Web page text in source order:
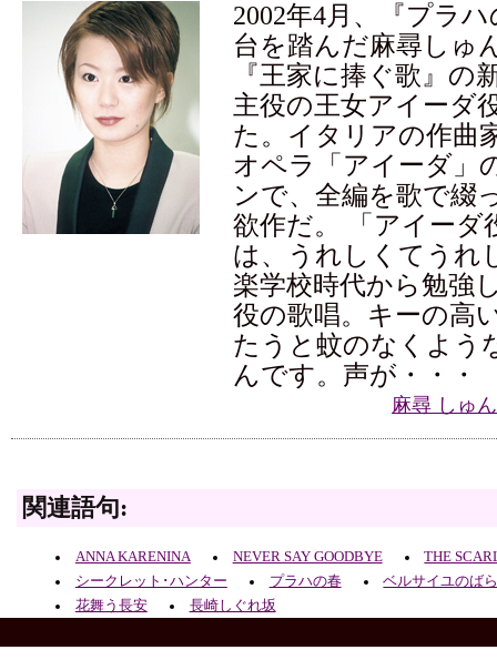
2002年4月、『プラ
台を踏んだ麻尋しゅ
『王家に捧ぐ歌』の
主役の王女アイーダ
た。イタリアの作曲
オペラ「アイーダ」
ンで、全編を歌で綴
欲作だ。 「アイーダ
は、うれしくてうれ
楽学校時代から勉強
役の歌唱。キーの高
たうと蚊のなくよう
んです。声が・・・
麻尋 しゅ
関連語句:
ANNA KARENINA NEVER SAY GOODBYE
THE
シークレット･ハンター
プラハの春
ベルサイユのば
花舞う長安
長崎しぐれ坂